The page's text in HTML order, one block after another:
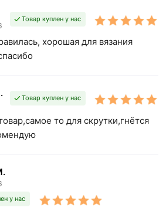
Товар куплен у нас
хорошая для вязания
Товар куплен у нас
то для скрутки,гнётся
у нас